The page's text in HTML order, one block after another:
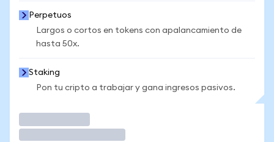
Perpetuos
Largos o cortos en tokens con apalancamiento de
hasta 50x.
Staking
Pon tu cripto a trabajar y gana ingresos pasivos.